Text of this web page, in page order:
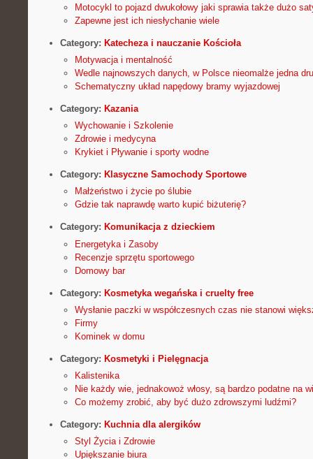
Motocykl to pojazd dwukołowy jaki sprawia także dużo
Zapewne jest ich niesłychanie wiele
Category: Katecheza i nauczanie Kościoła
Motywacja i mentalność
Wedle najnowszych danych, w Polsce nieomalże jedna
Schematyczny układ napędowy bramy wyjazdowej
Category: Kazania
Wychowanie i Szkolenie
Zdrowie i medycyna
Krykiet i Pływanie i sporty wodne
Category: Klasyczne Samochody Sportowe
Małżeństwo i życie po ślubie
Gdzie tak naprawdę warto kupić biżuterię?
Category: Komunikacja z dzieckiem
Energetyka i Zasoby
Recenzje sprzętu sportowego
Domowy bar
Category: Kosmetyka wegańska i cruelty free
Wysłanie paczki w współczesnych czas nie stanowi
Firmy
Kominek w domu
Category: Kosmetyki i Pielęgnacja
Kalistenika
Nie każdy wie, jednakowoż włosy, są bardzo podatne na
Co możemy zrobić, aby być dużo zdrowszymi ludźmi?
Category: Kuchnia dla alergików
Styl Życia i Zdrowie
Upiększanie biura